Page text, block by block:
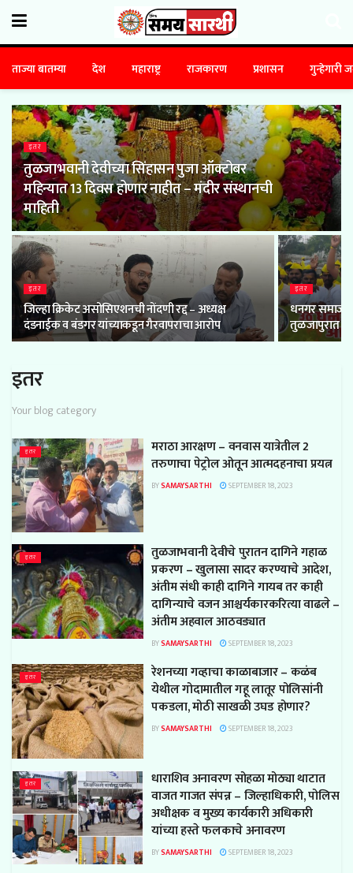
ताज्या बातम्या देश महाराष्ट्र राजकारण प्रशासन गुन्हेगारी
इतर
तुळजाभवानी देवीच्या सिंहासन पुजा ऑक्टोबर
महिन्यात 13 दिवस होणार नाहीत – मंदीर संस्थानची
माहिती
इतर
जिल्हा क्रिकेट असोसिएशनची नोंदणी रद्द – अध्यक्ष
दंडनाईक व बंडगर यांच्याकडून गैरवापराचा आरोप
इतर
धनगर
तुळजापुरात
इतर
Your blog category
इतर
मराठा आरक्षण – वनवास यात्रेतील 2
तरुणाचा पेट्रोल ओतून आत्मदहनाचा प्रयत्न
BYSAMAYSARTHI SEPTEMBER 18, 2023
इतर
तुळजाभवानी देवीचे पुरातन दागिने गहाळ
प्रकरण – खुलासा सादर करण्याचे आदेश,
अंतीम संधी काही दागिने गायब तर काही
दागिन्याचे वजन आश्चर्यकारकरित्या वाढले –
अंतीम अहवाल आठवड्यात
BYSAMAYSARTHI SEPTEMBER 18, 2023
इतर
रेशनच्या गव्हाचा काळाबाजार – कळंब
येथील गोदामातील गहू लातूर पोलिसांनी
पकडला, मोठी साखळी उघड होणार?
BYSAMAYSARTHI SEPTEMBER 18, 2023
इतर
धाराशिव अनावरण सोहळा मोठ्या थाटात
वाजत गाजत संपन्न – जिल्हाधिकारी, पोलिस
अधीक्षक व मुख्य कार्यकारी अधिकारी
यांच्या हस्ते फलकाचे अनावरण
BYSAMAYSARTHI SEPTEMBER 18, 2023